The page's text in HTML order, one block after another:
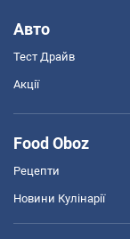
Авто
Тест Драйв
Акції
Food Oboz
Рецепти
Новини Кулінарії